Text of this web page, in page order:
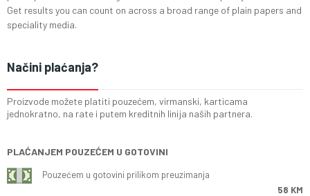
Get results you can count on across a broad range of plain papers and
speciality media.
Načini plaćanja?
Proizvode možete platiti pouzećem, virmanski, karticama
jednokratno, na rate i putem kreditnih linija naših partnera.
PLAĆANJEM POUZEĆEM U GOTOVINI
Pouzećem u gotovini prilikom preuzimanja
58 KM